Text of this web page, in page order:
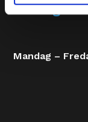
Mandag –